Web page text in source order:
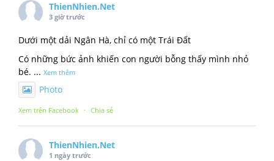
ThienNhien.Net
3 giờ trước
Dưới một dải Ngân Hà, chỉ có một Trái Đất
Có những bức ảnh khiến con người bỗng thấy mình nhỏ
bé. ... Xem thêm
Photo
Xem trên Facebook · Chia sẻ
ThienNhien.Net
1 ngày trước